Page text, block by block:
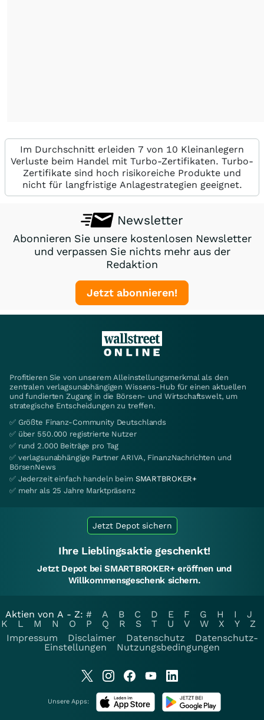
Im Durchschnitt erleiden 7 von 10 Kleinanlegern
Verluste beim Handel mit Turbo-Zertifikaten. Turbo-
Zertifikate sind hoch risikoreiche Produkte und
nicht für langfristige Anlagestrategien geeignet.
Newsletter
Abonnieren Sie unsere kostenlosen Newsletter
und verpassen Sie nichts mehr aus der
Redaktion
Jetzt abonnieren!
Profitieren Sie von unserem Alleinstellungsmerkmal als den
zentralen verlagsunabhängigen Wissens-Hub für einen aktuellen
und fundierten Zugang in die Börsen- und Wirtschaftswelt, um
strategische Entscheidungen zu treffen.
✅ Größte Finanz-Community Deutschlands
✅ über 550.000 registrierte Nutzer
✅ rund 2.000 Beiträge pro Tag
✅ verlagsunabhängige Partner ARIVA, FinanzNachrichten und
BörsenNews
✅ Jederzeit einfach handeln beim SMARTBROKER+
✅ mehr als 25 Jahre Marktpräsenz
Jetzt Depot sichern
Ihre Lieblingsaktie geschenkt!
Jetzt Depot bei SMARTBROKER+ eröffnen und
Willkommensgeschenk sichern.
Aktien von A - Z: # A B C D E F G H I
J
K
L M N O P Q R S T U V W X Y
Z
Impressum
Disclaimer Datenschutz
Datenschutz-
Einstellungen
Nutzungsbedingungen
Unsere Apps: